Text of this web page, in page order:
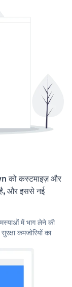
को कस्टमाइज़ और
और इससे नई
में भाग लेने की
कमजोरियों का